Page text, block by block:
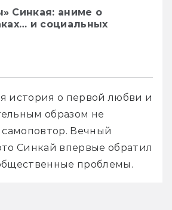
Синкая: аниме о
и социальных
история о первой любви и
образом не
самоповтор. Вечный
Синкай впервые обратил
проблемы.